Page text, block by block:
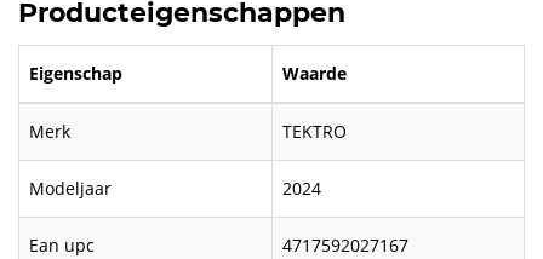
Producteigenschappen
Eigenschap Waarde
Merk TEKTRO
Modeljaar 2024
Ean upc 4717592027167